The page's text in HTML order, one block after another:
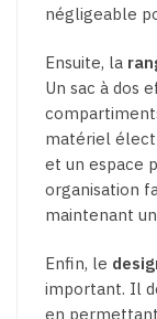
négligeable
Ensuite, la
Un sac à dos
matériel
et un espace
organisation
maintenant
Enfin, le
important. Il
en